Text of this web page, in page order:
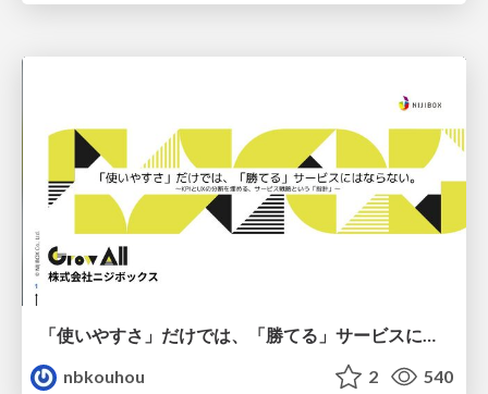
「使いやすさ」だけでは、「勝てる」サービスにはならない。〜KPIとUXの分断を埋める、サービス戦略という「指針」〜
nbkouhou
2 540